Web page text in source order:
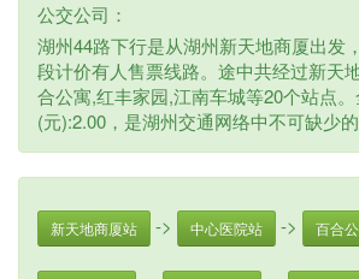
公交公司：
湖州44路下行是从湖州新天地商厦出发
段计价有人售票线路。途中共经过新天
合公寓,红丰家园,江南车城等20个站点
(元):2.00，是湖州交通网络中不可缺少的
新天地商厦站 -> 中心医院站 -> 百合